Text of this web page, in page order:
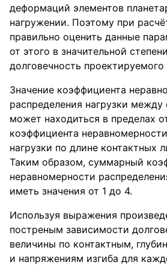
деформаций элементов
нагружении. Поэтому при
правильно оценить данные
от этого в значительной
долговечность проектируемого
Значение коэффициента
распределения нагрузки между
может находиться в пределах
коэффициента
нагрузки по длине контактных
Таким образом, суммарный
неравномерности
иметь значения от 1 до 4.
Используя выражения
постреным зависимости
величины по контактным,
и напряжениям изгиба для